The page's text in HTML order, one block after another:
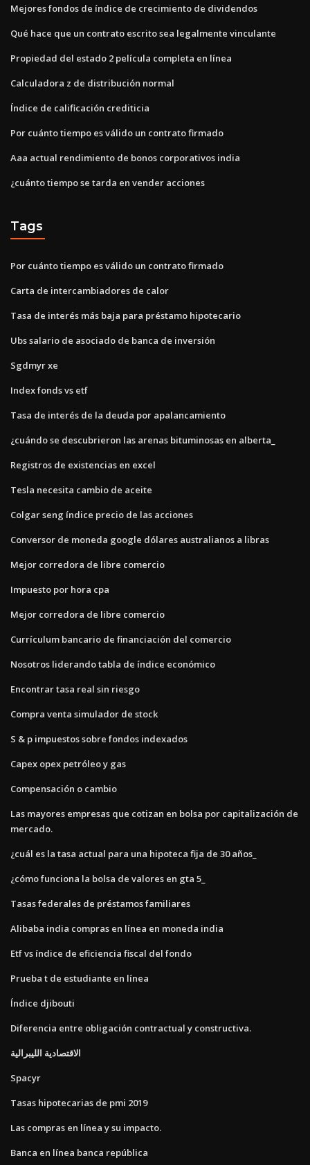
Mejores fondos de índice de crecimiento de dividendos
Qué hace que un contrato escrito sea legalmente vinculante
Propiedad del estado 2 película completa en línea
Calculadora z de distribución normal
Índice de calificación crediticia
Por cuánto tiempo es válido un contrato firmado
Aaa actual rendimiento de bonos corporativos india
¿cuánto tiempo se tarda en vender acciones
Tags
Por cuánto tiempo es válido un contrato firmado
Carta de intercambiadores de calor
Tasa de interés más baja para préstamo hipotecario
Ubs salario de asociado de banca de inversión
Sgdmyr xe
Index fonds vs etf
Tasa de interés de la deuda por apalancamiento
¿cuándo se descubrieron las arenas bituminosas en alberta_
Registros de existencias en excel
Tesla necesita cambio de aceite
Colgar seng índice precio de las acciones
Conversor de moneda google dólares australianos a libras
Mejor corredora de libre comercio
Impuesto por hora cpa
Mejor corredora de libre comercio
Currículum bancario de financiación del comercio
Nosotros liderando tabla de índice económico
Encontrar tasa real sin riesgo
Compra venta simulador de stock
S & p impuestos sobre fondos indexados
Capex opex petróleo y gas
Compensación o cambio
Las mayores empresas que cotizan en bolsa por capitalización de
mercado.
¿cuál es la tasa actual para una hipoteca fija de 30 años_
¿cómo funciona la bolsa de valores en gta 5_
Tasas federales de préstamos familiares
Alibaba india compras en línea en moneda india
Etf vs índice de eficiencia fiscal del fondo
Prueba t de estudiante en línea
Índice djibouti
Diferencia entre obligación contractual y constructiva.
الاقتصادية الليبرالية
Spacyr
Tasas hipotecarias de pmi 2019
Las compras en línea y su impacto.
Banca en línea banca república